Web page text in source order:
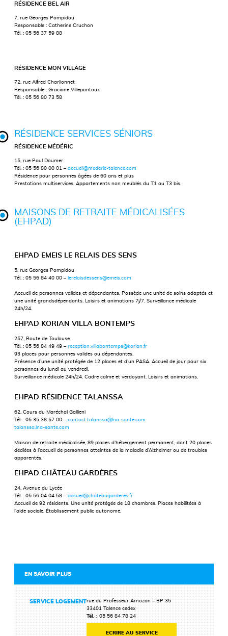
RÉSIDENCE BEL AIR
7, rue Georges Pompidou
Responsable : Catherine Cruchon
Tél. : 05 56 37 59 88
RÉSIDENCE MON VILLAGE
72, rue Alfred Charlionnet
Responsable : Graciane Villepontoux
Tél. : 05 56 80 73 58
RÉSIDENCE SERVICES SÉNIORS
RÉSIDENCE MÉDÉRIC
15, rue Paul Doumer
Tél. : 05 56 80 00 01 –accueil@mederic-talence.com
Résidence pour personnes âgées de 60 ans et plus
Prestations multiservices. Appartements non meublés du T1 au T3 bis.
MAISONS DE RETRAITE MÉDICALISÉES
(EHPAD)
EHPAD EMEIS LE RELAIS DES SENS
5, rue Georges Pompidou
Tél. : 05 56 84 40 00 – lerelaisdessens@emeis.com
Accueil de personnes valides et dépendantes. Possède une unité de soins adaptés et
une unité grandsdépendants. Loisirs et animations 7j/7. Surveillance médicale
24h/24.
EHPAD KORIAN VILLA BONTEMPS
257, Route de Toulouse
Tél. : 05 56 84 49 49 –reception.villabontemps@korian.fr
93 places pour personnes valides ou dépendantes.
Présence d’une unité protégée de 12 places et d’un PASA. Accueil de jour pour six
personnes du lundi au vendredi.
Surveillance médicale 24h/24. Cadre calme et verdoyant. Loisirs et animations.
EHPAD RÉSIDENCE TALANSSA
62, Cours du Maréchal Gallieni
Tél. : 05 35 38 57 00 –contact.talanssa@lna-sante.com
talanssa.lna-sante.com
Maison de retraite médicalisée, 89 places d’hébergement permanent, dont 20 places
dédiées à l’accueil de personnes atteintes de la maladie d’Alzheimer ou de troubles
apparentés.
EHPAD CHÂTEAU GARDÈRES
24, Avenue du Lycée
Tél. : 05 56 04 04 58 –accueil@chateaugarderes.fr
Accueil de 92 résidents. Une unité protégée de 18 chambres. Places habilitées à
l’aide sociale. Établissement public autonome.
EN SAVOIR PLUS
SERVICE LOGEMENTrue du Professeur Arnozan – BP 35
33401 Talence cedex
Tél. : 05 56 84 78 24
ECRIRE AU SERVICE